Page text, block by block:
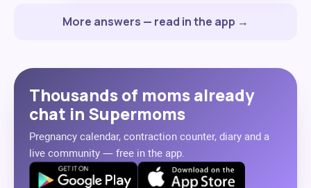
More answers — read in the app →
Thousands of moms already
chat in Supermoms
Pregnancy calendar, contraction counter, diary and a
live community — free in the app.